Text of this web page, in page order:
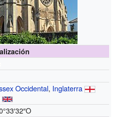
Occidental, Inglaterra